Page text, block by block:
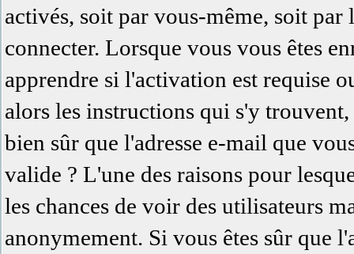
activés, soit par vous-même, soit
connecter. Lorsque vous vous êtes
apprendre si l'activation est requise
alors les instructions qui s'y
bien sûr que l'adresse e-mail que
valide ? L'une des raisons pour
les chances de voir des utilisateurs
anonymement. Si vous êtes sûr que